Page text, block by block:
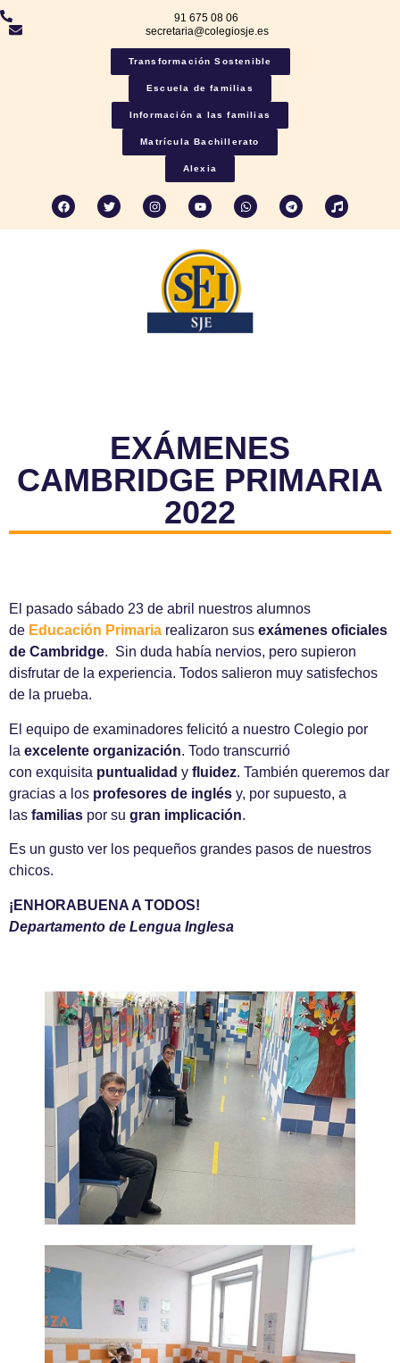
91 675 08 06
secretaria@colegiosje.es
Transformación Sostenible
Escuela de familias
Información a las familias
Matrícula Bachillerato
Alexia
EXÁMENES
CAMBRIDGE PRIMARIA
2022
El pasado sábado 23 de abril nuestros alumnos
de Educación Primaria realizaron sus exámenes oficiales
de Cambridge. Sin duda había nervios, pero supieron
disfrutar de la experiencia. Todos salieron muy satisfechos
de la prueba.
El equipo de examinadores felicitó a nuestro Colegio por
la excelente organización. Todo transcurrió
con exquisita puntualidad y fluidez. También queremos dar
gracias a los profesores de inglés y, por supuesto, a
las familias por su gran implicación.
Es un gusto ver los pequeños grandes pasos de nuestros
chicos.
¡ENHORABUENA A TODOS!
Departamento de Lengua Inglesa